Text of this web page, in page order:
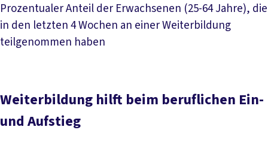
Prozentualer Anteil der Erwachsenen (25-64 Jahre), die
in den letzten 4 Wochen an einer Weiterbildung
teilgenommen haben
Weiterbildung hilft beim beruflichen Ein-
und Aufstieg